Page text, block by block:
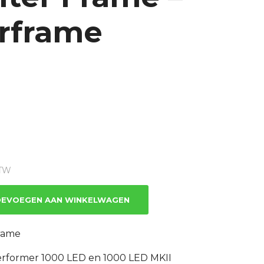
AAN WINKELWAGEN
1000 LED en 1000 LED MKII